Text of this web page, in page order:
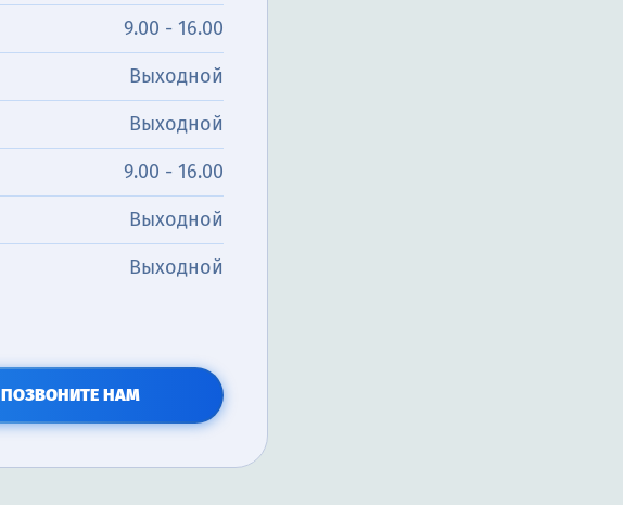
9.00 - 16.00
Выходной
Выходной
9.00 - 16.00
Выходной
Выходной
ПОЗВОНИТЕ НАМ